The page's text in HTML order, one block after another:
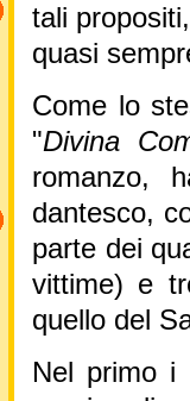
tali
quasi
Come lo
"Divina
romanzo,
dantesco,
parte dei
vittime) e
quello del
Nel primo i